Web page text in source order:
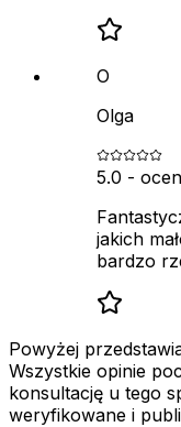
O
Olga
5.0 -
jakich
bardzo
Powyżej
Wszystkie opinie
konsultację u tego
weryfikowane i